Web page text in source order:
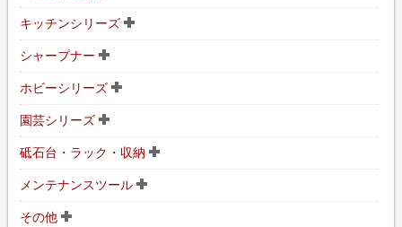
キッチンシリーズ
シャープナー
ホビーシリーズ
園芸シリーズ
砥石台・ラック・収納
メンテナンスツール
その他